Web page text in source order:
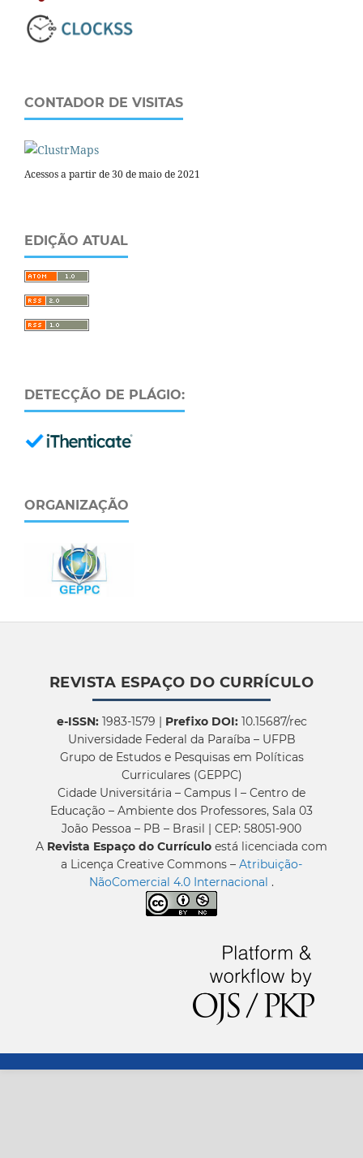
CONTADOR DE VISITAS
Acessos a partir de 30 de maio de 2021
EDIÇÃO ATUAL
DETECÇÃO DE PLÁGIO:
ORGANIZAÇÃO
REVISTA ESPAÇO DO CURRÍCULO
e-ISSN:1983-1579 | Prefixo DOI:10.15687/rec
Universidade Federal da Paraíba – UFPB
Grupo de Estudos e Pesquisas em Políticas
Curriculares (GEPPC)
Cidade Universitária – Campus I – Centro de
Educação – Ambiente dos Professores, Sala 03
João Pessoa – PB – Brasil | CEP: 58051-900
A Revista Espaço do Currículo está licenciada com
a Licença Creative Commons – Atribuição-
NãoComercial 4.0 Internacional .